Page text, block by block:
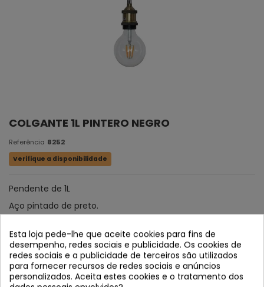
COLGANTE 1L PINTERO NEGRO
Referência 8252
Verifique a disponibilidade
Pendente de 1L
Aço pintado de preto.
Esta loja pede-lhe que aceite cookies para fins de
desempenho, redes sociais e publicidade. Os cookies de
redes sociais e a publicidade de terceiros são utilizados
para fornecer recursos de redes sociais e anúncios
personalizados. Aceita estes cookies e o tratamento dos